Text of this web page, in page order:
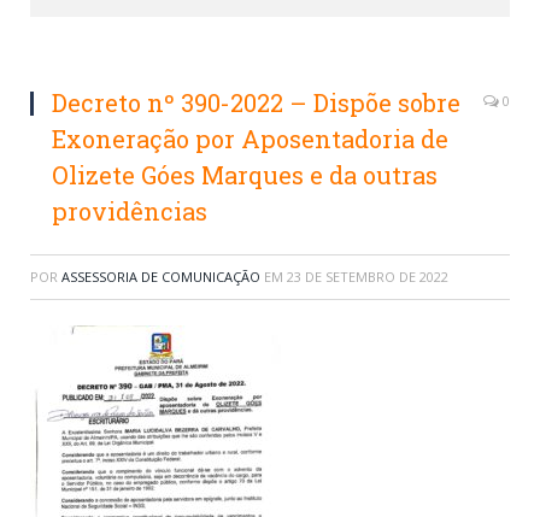
Decreto nº 390-2022 – Dispõe sobre
Exoneração por Aposentadoria de
Olizete Góes Marques e da outras
providências
0
POR ASSESSORIA DE COMUNICAÇÃO EM 23 DE SETEMBRO DE 2022